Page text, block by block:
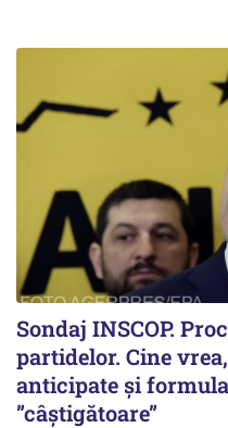
Sondaj INSCOP.
partidelor. Cine
anticipate și
”câștigătoare”